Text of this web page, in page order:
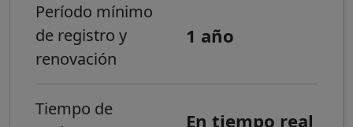
Período mínimo
de registro y
renovación
1 año
Tiempo de
En tiempo real